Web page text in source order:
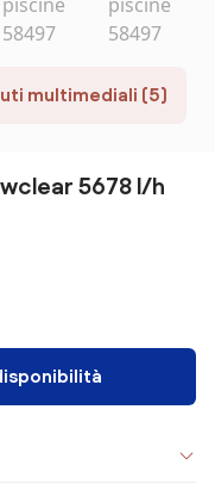
multimediali (5)
5678 l/h